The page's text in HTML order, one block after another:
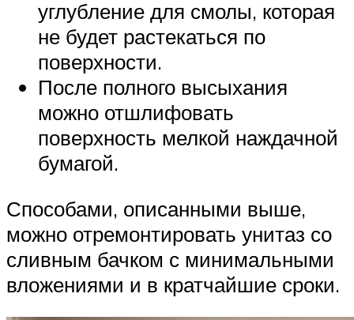
углубление для смолы, которая
не будет растекаться по
поверхности.
После полного высыхания
можно отшлифовать
поверхность мелкой наждачной
бумагой.
Способами, описанными выше,
можно отремонтировать унитаз со
сливным бачком с минимальными
вложениями и в кратчайшие сроки.